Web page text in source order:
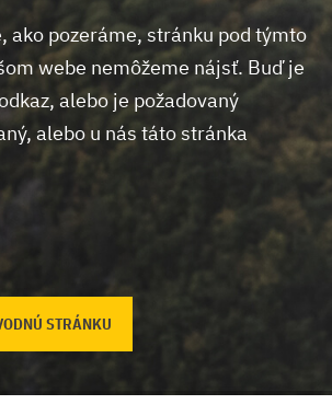
ako pozeráme, stránku pod týmto
webe nemôžeme nájsť. Buď je
alebo je požadovaný
alebo u nás táto stránka
STRÁNKU